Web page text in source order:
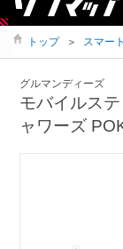
トップ ＞ スマー
グルマンディーズ
モバイルス
ャワーズ